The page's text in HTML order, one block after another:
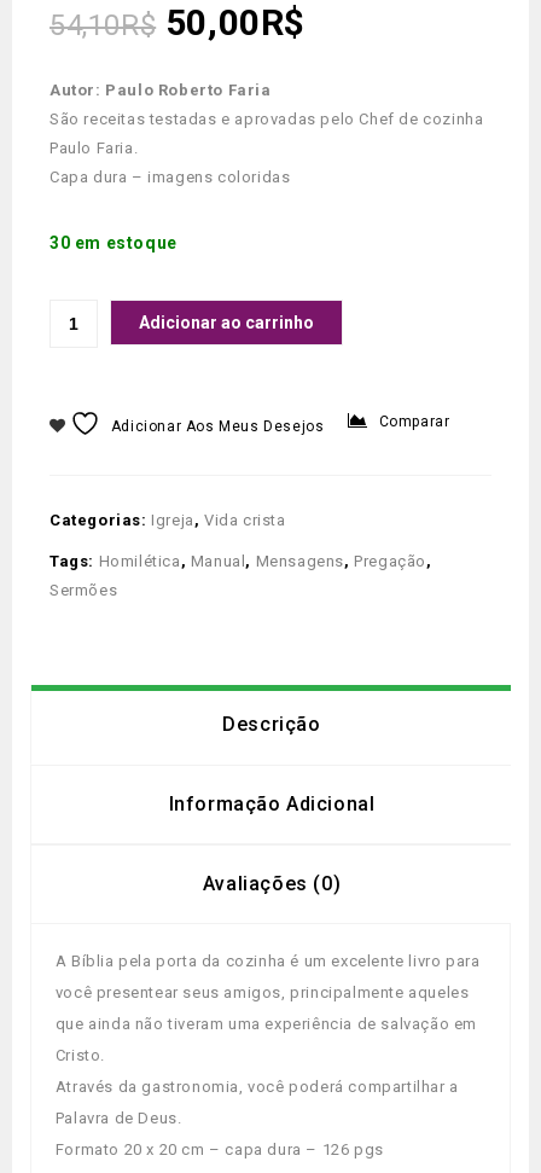
54,10R$ 50,00R$
Autor: Paulo Roberto Faria
São receitas testadas e aprovadas pelo Chef de cozinha
Paulo Faria.
Capa dura – imagens coloridas
30 em estoque
Adicionar ao carrinho
Adicionar Aos Meus Desejos Comparar
Categorias: Igreja ,Vida crista
Tags: Homilética , Manual , Mensagens, Pregação ,
Sermões
Descrição
Informação Adicional
Avaliações (0)
A Bíblia pela porta da cozinha é um excelente livro para
você presentear seus amigos, principalmente aqueles
que ainda não tiveram uma experiência de salvação em
Cristo.
Através da gastronomia, você poderá compartilhar a
Palavra de Deus.
Formato 20 x 20 cm – capa dura – 126 pgs